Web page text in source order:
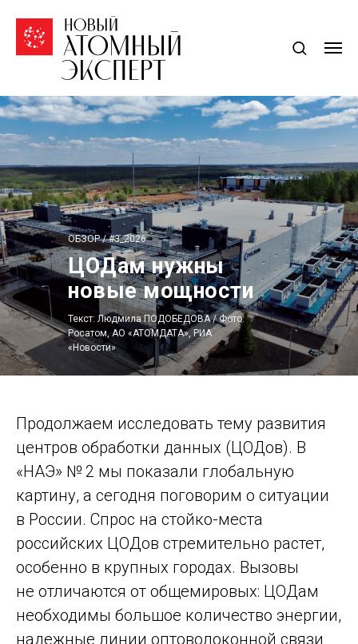
ЦОДам нужны
новые мощности
ОБЗОР / #3_2026
Текст: Людмила ПОДОБЕДОВА / Фото:
Росатом, АО «АТОМДАТА», РИА
«Новости»
Продолжаем исследовать тему развития
центров обработки данных (ЦОДов). В
«НАЭ» № 2 мы показали глобальную
картину, а сегодня поговорим о ситуации
в России. Спрос на стойко-­места
российских ЦОДов стремительно растет,
особенно в крупных городах. Вызовы
не отличаются от общемировых: ЦОДам
необходимы большое количество энергии,
надежные линии оптоволоконной связи